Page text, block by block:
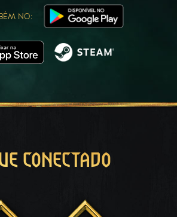
NO:
CONECTADO